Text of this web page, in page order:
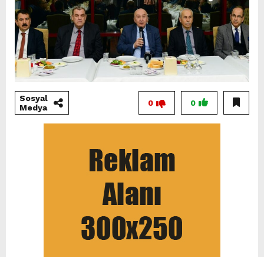
Sosyal
Medya
0
0